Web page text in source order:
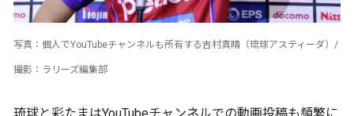
写真：個人でYouTubeチャンネルも所有する吉村真晴（琉球アスティーダ）/
撮影：ラリーズ編集部